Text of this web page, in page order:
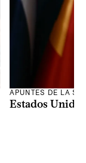
APUNTES DE LA
Estados